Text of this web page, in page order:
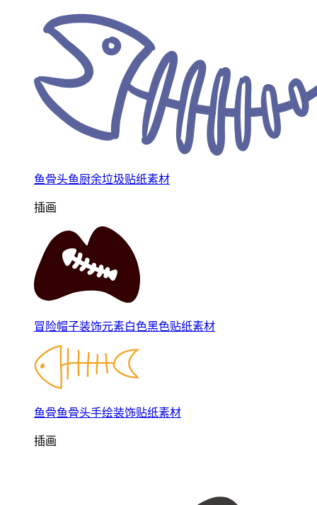
鱼骨头鱼厨余垃圾贴纸素材
插画
冒险帽子装饰元素白色黑色贴纸素材
鱼骨鱼骨头手绘装饰贴纸素材
插画